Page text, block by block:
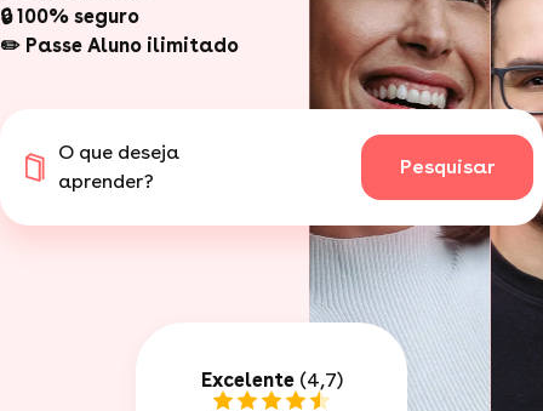
🔒 100% seguro
✏️ Passe Aluno ilimitado
O que deseja
aprender?
Pesquisar
Excelente(4,7)